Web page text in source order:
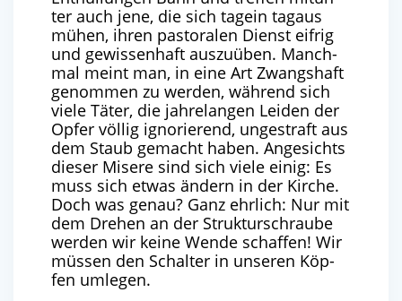
ter auch jene, die sich tag­ein tag­aus
mühen, ihren pas­to­ra­len Dienst eif­rig
und gewis­sen­haft aus­zu­üben. Manch­
mal meint man, in eine Art Zwangs­haft
genom­men zu wer­den, wäh­rend sich
vie­le Täter, die jah­re­lan­gen Lei­den der
Opfer völ­lig igno­rie­rend, unge­straft aus
dem Staub gemacht haben. Ange­sichts
die­ser Mise­re sind sich vie­le einig: Es
muss sich etwas ändern in der Kir­che.
Doch was genau? Ganz ehr­lich: Nur mit
dem Dre­hen an der Struk­tur­schrau­be
wer­den wir kei­ne Wen­de schaf­fen! Wir
müs­sen den Schal­ter in unse­ren Köp­
fen umlegen.